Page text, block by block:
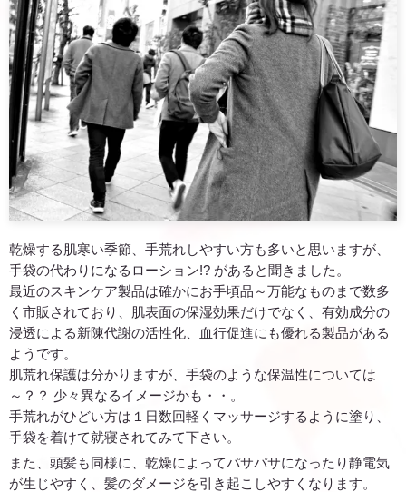
乾燥する肌寒い季節、手荒れしやすい方も多いと思いますが、
手袋の代わりになるローション!? があると聞きました。
最近のスキンケア製品は確かにお手頃品～万能なものまで数多
く市販されており、肌表面の保湿効果だけでなく、有効成分の
浸透による新陳代謝の活性化、血行促進にも優れる製品がある
ようです。
肌荒れ保護は分かりますが、手袋のような保温性については
～？？ 少々異なるイメージかも・・。
手荒れがひどい方は１日数回軽くマッサージするように塗り、
手袋を着けて就寝されてみて下さい。
また、頭髪も同様に、乾燥によってパサパサになったり静電気
が生じやすく、髪のダメージを引き起こしやすくなります。